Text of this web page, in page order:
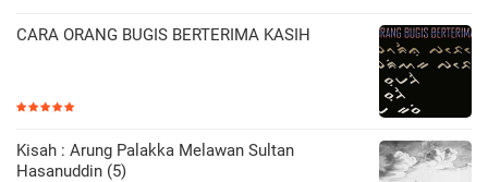
CARA ORANG BUGIS BERTERIMA KASIH
Kisah : Arung Palakka Melawan Sultan
Hasanuddin (5)